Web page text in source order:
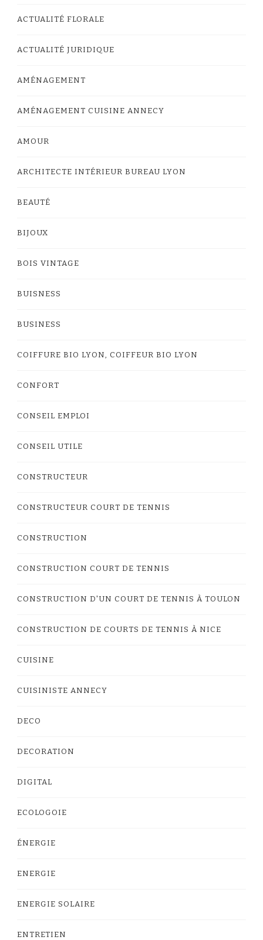
ACTUALITÉ FLORALE
ACTUALITÉ JURIDIQUE
AMÉNAGEMENT
AMÉNAGEMENT CUISINE ANNECY
AMOUR
ARCHITECTE INTÉRIEUR BUREAU LYON
BEAUTÉ
BIJOUX
BOIS VINTAGE
BUISNESS
BUSINESS
COIFFURE BIO LYON, COIFFEUR BIO LYON
CONFORT
CONSEIL EMPLOI
CONSEIL UTILE
CONSTRUCTEUR
CONSTRUCTEUR COURT DE TENNIS
CONSTRUCTION
CONSTRUCTION COURT DE TENNIS
CONSTRUCTION D'UN COURT DE TENNIS À TOULON
CONSTRUCTION DE COURTS DE TENNIS À NICE
CUISINE
CUISINISTE ANNECY
DECO
DECORATION
DIGITAL
ECOLOGOIE
ÉNERGIE
ENERGIE
ENERGIE SOLAIRE
ENTRETIEN